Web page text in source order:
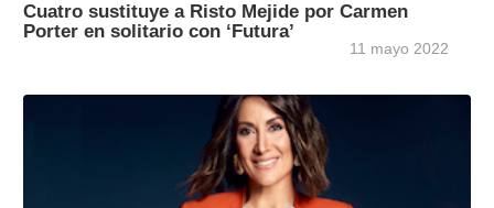
Cuatro sustituye a Risto Mejide por Carmen
Porter en solitario con ‘Futura’
11 mayo 2022